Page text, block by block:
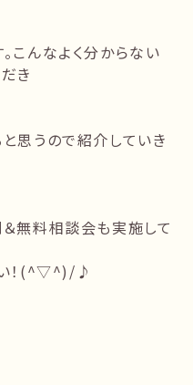
こんなよく分からない
き
思うので紹介していき
無料相談会も実施して
い！(^▽^)/♪